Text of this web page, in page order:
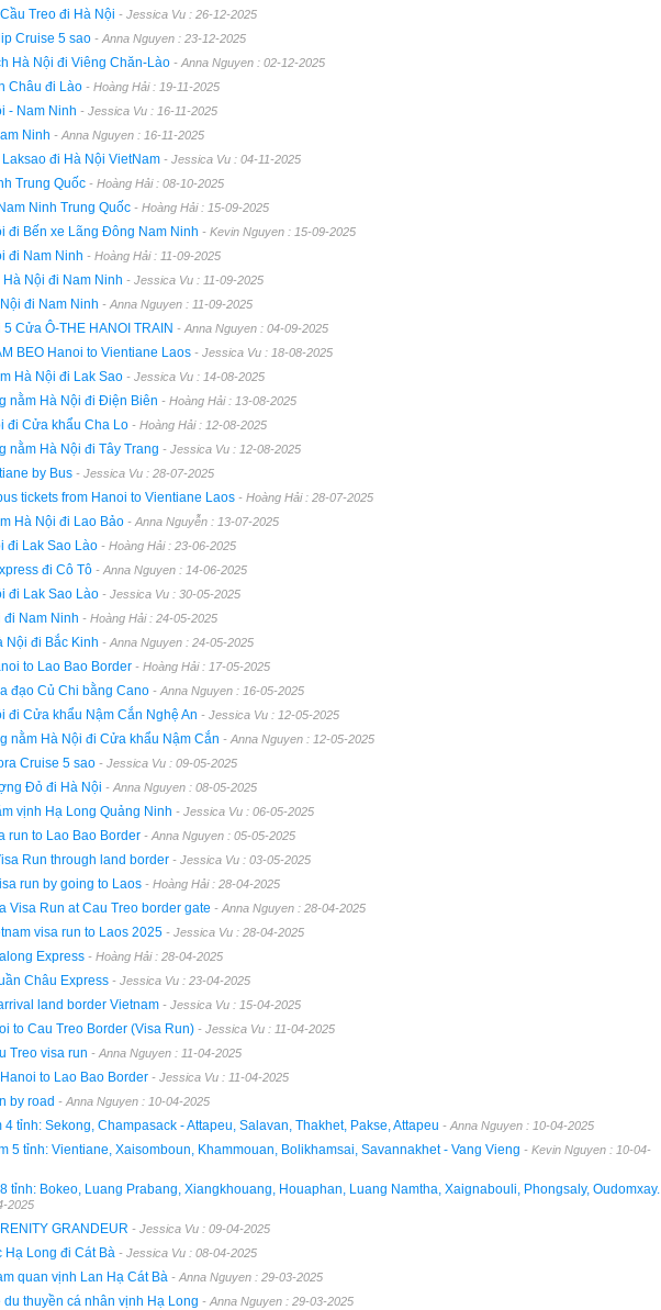
Treo đi Hà Nội - Jessica Vu : 26-12-2025
Cruise 5 sao - Anna Nguyen : 23-12-2025
Hà Nội đi Viêng Chăn-Lào - Anna Nguyen : 02-12-2025
Châu đi Lào - Hoàng Hải : 19-11-2025
- Nam Ninh - Jessica Vu : 16-11-2025
Ninh - Anna Nguyen : 16-11-2025
đi Hà Nội VietNam - Jessica Vu : 04-11-2025
Trung Quốc - Hoàng Hải : 08-10-2025
Ninh Trung Quốc - Hoàng Hải : 15-09-2025
đi Bến xe Lãng Đông Nam Ninh - Kevin Nguyen : 15-09-2025
đi Nam Ninh - Hoàng Hải : 11-09-2025
Nội đi Nam Ninh - Jessica Vu : 11-09-2025
đi Nam Ninh - Anna Nguyen : 11-09-2025
Cửa Ô-THE HANOI TRAIN - Anna Nguyen : 04-09-2025
BEO Hanoi to Vientiane Laos - Jessica Vu : 18-08-2025
Hà Nội đi Lak Sao - Jessica Vu : 14-08-2025
nằm Hà Nội đi Điện Biên - Hoàng Hải : 13-08-2025
đi Cửa khẩu Cha Lo - Hoàng Hải : 12-08-2025
nằm Hà Nội đi Tây Trang - Jessica Vu : 12-08-2025
by Bus - Jessica Vu : 28-07-2025
tickets from Hanoi to Vientiane Laos - Hoàng Hải : 28-07-2025
Hà Nội đi Lao Bảo - Anna Nguyễn : 13-07-2025
đi Lak Sao Lào - Hoàng Hải : 23-06-2025
đi Cô Tô - Anna Nguyen : 14-06-2025
đi Lak Sao Lào - Jessica Vu : 30-05-2025
đi Nam Ninh - Hoàng Hải : 24-05-2025
Nội đi Bắc Kinh - Anna Nguyen : 24-05-2025
to Lao Bao Border - Hoàng Hải : 17-05-2025
đạo Củ Chi bằng Cano - Anna Nguyen : 16-05-2025
đi Cửa khẩu Nậm Cắn Nghệ An - Jessica Vu : 12-05-2025
nằm Hà Nội đi Cửa khẩu Nậm Cắn - Anna Nguyen : 12-05-2025
Cruise 5 sao - Jessica Vu : 09-05-2025
Đỏ đi Hà Nội - Anna Nguyen : 08-05-2025
vịnh Hạ Long Quảng Ninh - Jessica Vu : 06-05-2025
run to Lao Bao Border - Anna Nguyen : 05-05-2025
Run through land border - Jessica Vu : 03-05-2025
run by going to Laos - Hoàng Hải : 28-04-2025
Visa Run at Cau Treo border gate - Anna Nguyen : 28-04-2025
visa run to Laos 2025 - Jessica Vu : 28-04-2025
Express - Hoàng Hải : 28-04-2025
Châu Express - Jessica Vu : 23-04-2025
land border Vietnam - Jessica Vu : 15-04-2025
to Cau Treo Border (Visa Run) - Jessica Vu : 11-04-2025
Treo visa run - Anna Nguyen : 11-04-2025
to Lao Bao Border - Jessica Vu : 11-04-2025
by road - Anna Nguyen : 10-04-2025
4 tỉnh: Sekong, Champasack - Attapeu, Salavan, Thakhet, Pakse, Attapeu - Anna Nguyen : 10-04-2025
5 tỉnh: Vientiane, Xaisomboun, Khammouan, Bolikhamsai, Savannakhet - Vang Vieng - Kevin Nguyen : 10-04-
tỉnh: Bokeo, Luang Prabang, Xiangkhouang, Houaphan, Luang Namtha, Xaignabouli, Phongsaly, Oudomxay.
2025
GRANDEUR - Jessica Vu : 09-04-2025
Hạ Long đi Cát Bà - Jessica Vu : 08-04-2025
quan vịnh Lan Hạ Cát Bà - Anna Nguyen : 29-03-2025
du thuyền cá nhân vịnh Hạ Long - Anna Nguyen : 29-03-2025